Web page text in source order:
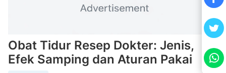
Obat Tidur Resep Dokter: Jenis,
Efek Samping dan Aturan Pakai